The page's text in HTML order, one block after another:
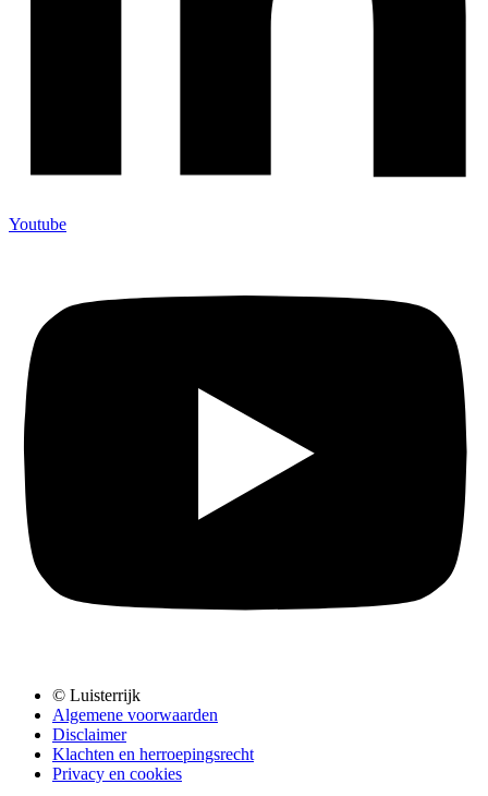
Youtube
© Luisterrijk
Algemene voorwaarden
Disclaimer
Klachten en herroepingsrecht
Privacy en cookies